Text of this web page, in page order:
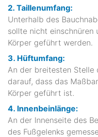
2. Taillenumfang:
Unterhalb des
sollte nicht einschnüren
Körper geführt werden.
3. Hüftumfang:
An der breitesten Stelle
darauf, dass das
Körper geführt ist.
4. Innenbeinlänge:
An der Innenseite des
des Fußgelenks